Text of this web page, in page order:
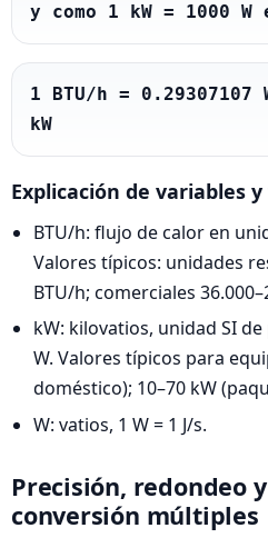
y como 1 kW = 1000 W
1 BTU/h = 0.29307107
kW
Explicación de variables
BTU/h: flujo de calor en
Valores típicos: unidades
BTU/h; comerciales
kW: kilovatios, unidad SI
W. Valores típicos para
doméstico); 10–70 kW
W: vatios, 1 W = 1 J/s.
Precisión, redondeo
conversión múltiples